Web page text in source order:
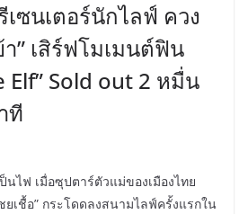
ซนเตอร์นักไลฟ์ ควง
” เสิร์ฟโมเมนต์ฟิน
Elf” Sold out 2 หมื่น
ที
นไฟ เมื่อซุปตาร์ตัวแม่ของเมืองไทย
ยเชื้อ” กระโดดลงสนามไลฟ์ครั้งแรกใน